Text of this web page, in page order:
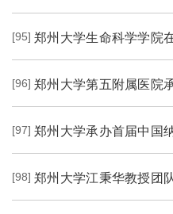
[95]
[96]
[97]
[98]